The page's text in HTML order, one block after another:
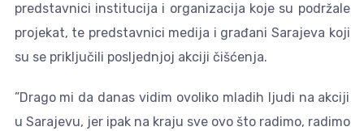
predstavnici institucija i organizacija koje su podržale
projekat, te predstavnici medija i građani Sarajeva koji
su se priključili posljednjoj akciji čišćenja.
”Drago mi da danas vidim ovoliko mladih ljudi na akciji
u Sarajevu, jer ipak na kraju sve ovo što radimo, radimo